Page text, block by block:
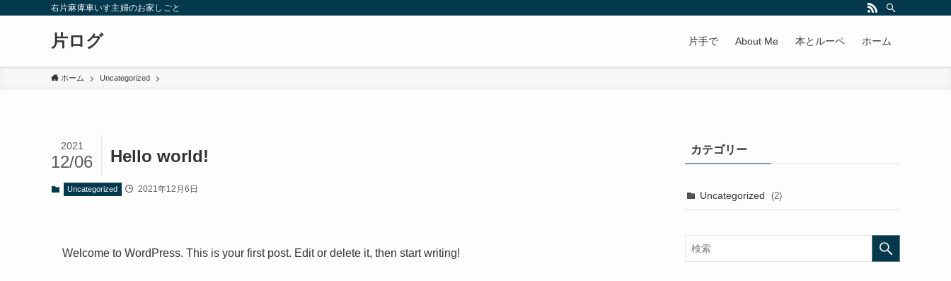
右片麻痺車いす主婦のお家しごと
片ログ 片手で About Me 本とルーペ ホーム
ホーム Uncategorized
Hello world!
2021
12/06
Uncategorized 2021年12月6日
Welcome to WordPress. This is your first post. Edit or delete it, then start writing!
カテゴリー
Uncategorized (2)